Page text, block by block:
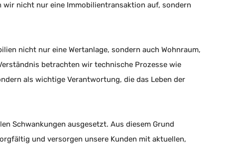
nicht nur eine Immobilientransaktion auf, sondern
nicht nur eine Wertanlage, sondern auch Wohnraum,
betrachten wir technische Prozesse wie
als wichtige Verantwortung, die das Leben der
Schwankungen ausgesetzt. Aus diesem Grund
und versorgen unsere Kunden mit aktuellen,